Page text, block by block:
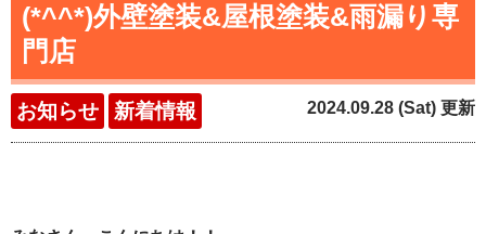
(*^^*)外壁塗装&屋根塗装&雨漏り専
門店
お知らせ 新着情報 2024.09.28 (Sat) 更新